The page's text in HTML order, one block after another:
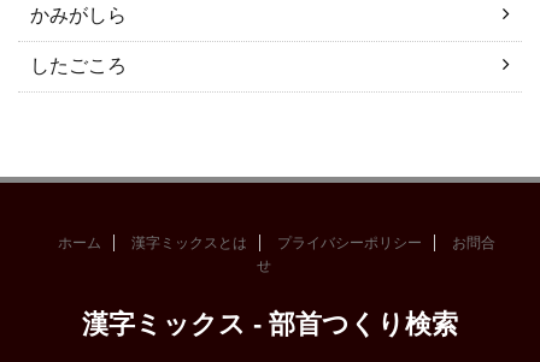
かみがしら
したごころ
ホーム 漢字ミックスとは プライバシーポリシー
お問合
せ
漢字ミックス - 部首つくり検索